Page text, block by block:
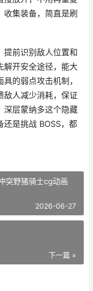
集装备，简直是刷
提前识别敌人位置和
解开安全途径，能大
的弱点攻击机制，
敌人减少消耗，保证
深层蒙纳多这个隐藏
还是挑战 BOSS，都
突野猪骑士cg动画
2026-06-27
下一篇 »